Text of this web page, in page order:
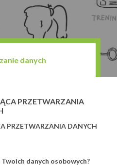
danych
PRZETWARZANIA
PRZETWARZANIA DANYCH
danych osobowych?